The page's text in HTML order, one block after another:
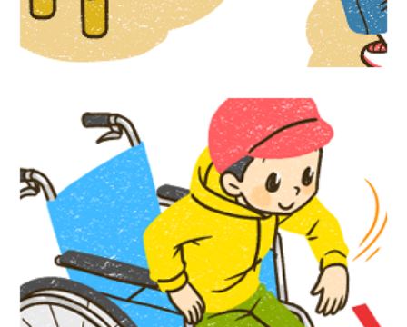
『かんたん手作り道具で体験！ だれもが
楽しめるユニバーサルスポ―ツ』汐文社